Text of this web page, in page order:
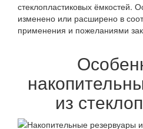
стеклопластиковых ёмкостей.
изменено или расширено в
применения и пожеланиями
из